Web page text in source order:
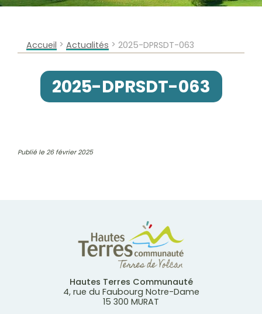
Accueil > Actualités > 2025-DPRSDT-063
2025-DPRSDT-063
Publié le 26 février 2025
Hautes Terres Communauté
4, rue du Faubourg Notre-Dame
15 300 MURAT